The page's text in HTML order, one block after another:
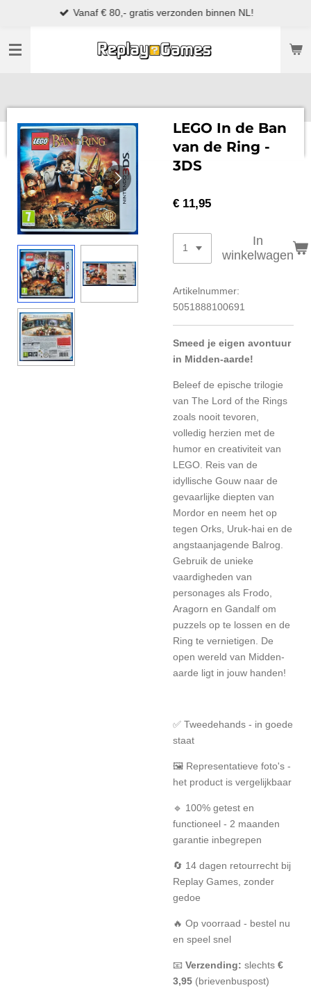
naar
Vanaf € 80,- gratis verzonden binnen NL!
LEGO In de Ban
van de Ring -
3DS
€ 11,95
In
winkelwagen
Artikelnummer:
5051888100691
Smeed je eigen avontuur
in Midden-aarde!
Beleef de epische trilogie
van The Lord of the Rings
zoals nooit tevoren,
volledig herzien met de
humor en creativiteit van
LEGO. Reis van de
idyllische Gouw naar de
gevaarlijke diepten van
Mordor en neem het op
tegen Orks, Uruk-hai en de
angstaanjagende Balrog.
Gebruik de unieke
vaardigheden van
personages als Frodo,
Aragorn en Gandalf om
puzzels op te lossen en de
Ring te vernietigen. De
open wereld van Midden-
aarde ligt in jouw handen!
✅ Tweedehands - in goede
staat
🖼️ Representatieve foto's -
het product is vergelijkbaar
🔹 100% getest en
functioneel - 2 maanden
garantie inbegrepen
🔄 14 dagen retourrecht bij
Replay Games, zonder
gedoe
🔥 Op voorraad - bestel nu
en speel snel
📧 Verzending: slechts €
3,95 (brievenbuspost)